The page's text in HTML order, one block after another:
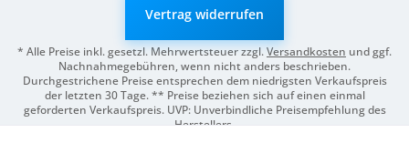
Vertrag widerrufen
* Alle Preise inkl. gesetzl. Mehrwertsteuer zzgl.Versandkosten und ggf.
Nachnahmegebühren, wenn nicht anders beschrieben.
Durchgestrichene Preise entsprechen dem niedrigsten Verkaufspreis
der letzten 30 Tage. ** Preise beziehen sich auf einen einmal
geforderten Verkaufspreis. UVP: Unverbindliche Preisempfehlung des
Herstellers.